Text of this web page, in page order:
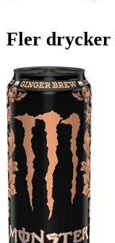
Fler drycker